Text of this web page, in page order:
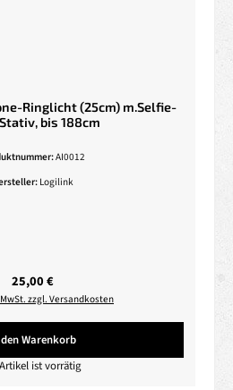
Ringlicht (25cm) m.Selfie-
bis 188cm
AI0012
Logilink
Regulärer Preis:
25,00 €
zzgl. Versandkosten
Warenkorb
ist vorrätig